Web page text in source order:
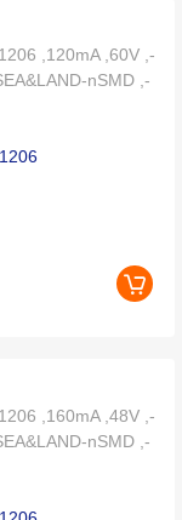
,120mA ,60V ,-
nSMD ,-
,160mA ,48V ,-
nSMD ,-